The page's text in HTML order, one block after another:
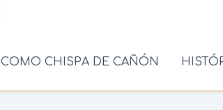
COMO CHISPA DE CAÑÓN